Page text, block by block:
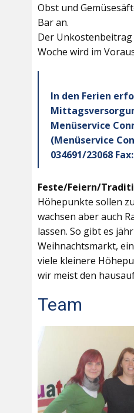
Obst und
Bar an.
Der
Woche wird im
In den Ferien
Menüservice
(Menüservice
034691/23068
Feste/Feiern/
Höhepunkte sollen
wachsen aber auch
lassen. So gibt es
Weihnachtsmarkt,
viele kleinere
wir meist den
Team